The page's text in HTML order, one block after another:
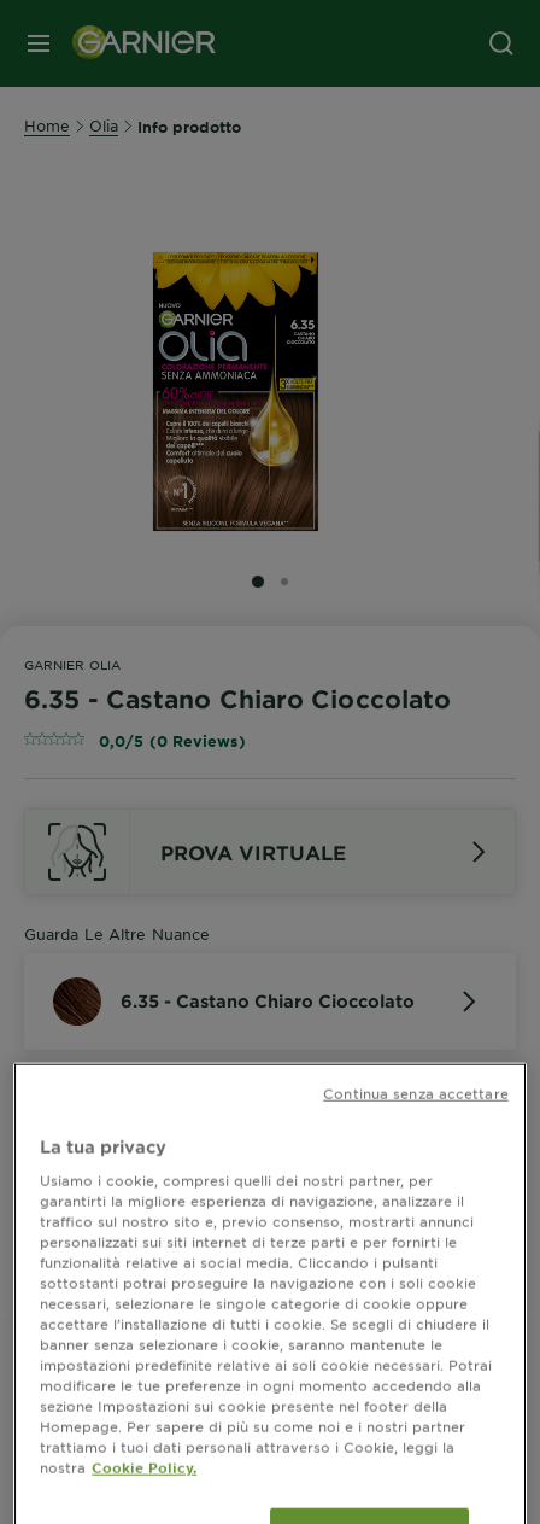
MENU
Home Olia Info prodotto
SLIDE 1
SLIDE 2
GARNIER OLIA
6.35 - Castano Chiaro Cioccolato
0,0/5 (0 Reviews)
PROVA VIRTUALE
Guarda Le Altre Nuance
6.35 - Castano Chiaro Cioccolato
Colorazione permanente senza ammoniaca per una
FORMATO 1 KIT
ACQUISTA ORA
Dove acquistare
Risultati
CLOSE SUBPANEL
La tua privacy
Usiamo i cookie, compresi quelli dei nostri partner, per
garantirti la migliore esperienza di navigazione, analizzare il
traffico sul nostro sito e, previo consenso, mostrarti annunci
personalizzati sui siti internet di terze parti e per fornirti le
funzionalità relative ai social media. Cliccando i pulsanti
sottostanti potrai proseguire la navigazione con i soli cookie
necessari, selezionare le singole categorie di cookie oppure
accettare l’installazione di tutti i cookie. Se scegli di chiudere il
banner senza selezionare i cookie, saranno mantenute le
impostazioni predefinite relative ai soli cookie necessari. Potrai
modificare le tue preferenze in ogni momento accedendo alla
sezione Impostazioni sui cookie presente nel footer della
Homepage. Per sapere di più su come noi e i nostri partner
trattiamo i tuoi dati personali attraverso i Cookie, leggi la
nostra Cookie Policy.
Continua senza accettare